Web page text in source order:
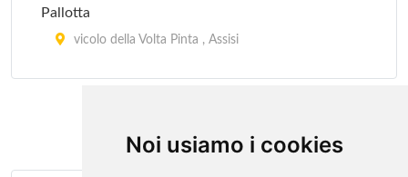
Noi usiamo i cookies
Pallotta
vicolo della Volta Pinta , Assisi